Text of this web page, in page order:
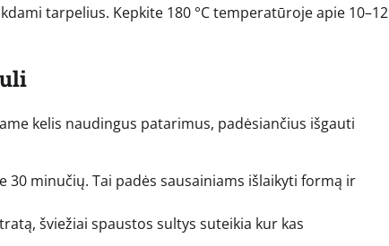
tarpelius. Kepkite 180 °C temperatūroje apie 10–12
kelis naudingus patarimus, padėsiančius išgauti
30 minučių. Tai padės sausainiams išlaikyti formą ir
šviežiai spaustos sultys suteikia kur kas